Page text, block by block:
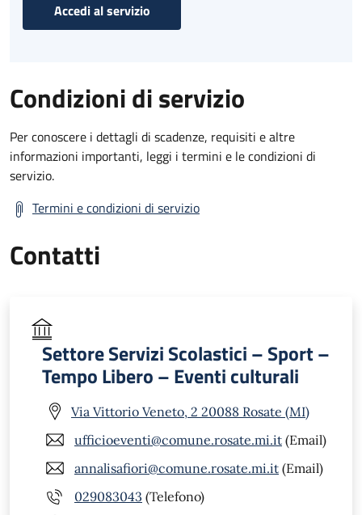
Accedi al servizio
Condizioni di servizio
Per conoscere i dettagli di scadenze, requisiti e altre
informazioni importanti, leggi i termini e le condizioni di
servizio.
Termini e condizioni di servizio
Contatti
Settore Servizi Scolastici – Sport –
Tempo Libero – Eventi culturali
Via Vittorio Veneto, 2 20088 Rosate (MI)
ufficioeventi@comune.rosate.mi.it (Email)
annalisafiori@comune.rosate.mi.it (Email)
029083043 (Telefono)